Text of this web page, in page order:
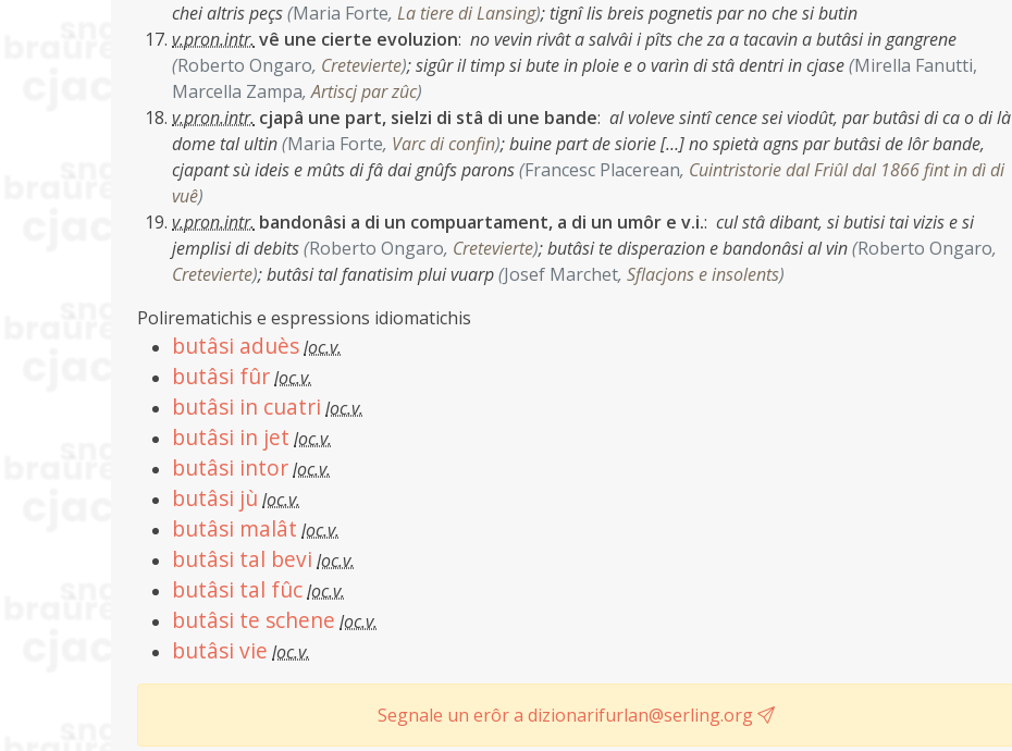
chei altris peçs(Maria Forte, La tiere di Lansing); tignî lis breis pognetis par no che si butin
v.pron.intr. vê une cierte evoluzion: no vevin rivât a salvâi i pîts che za a tacavin a butâsi in gangrene
(Roberto Ongaro, Cretevierte);sigûr il timp si bute in ploie e o varìn di stâ dentri in cjase(Mirella Fanutti,
Marcella Zampa,Artiscj par zûc)
v.pron.intr. cjapâ une part, sielzi di stâ di une bande: al voleve sintî cence sei viodût, par butâsi di ca o di là
dome tal ultin(Maria Forte, Varc di confin);buine part de siorie […] no spietà agns par butâsi de lôr bande,
cjapant sù ideis e mûts di fâ dai gnûfs parons(Francesc Placerean, Cuintristorie dal Friûl dal 1866 fint in dì di
vuê)
v.pron.intr. bandonâsi a di un compuartament, a di un umôr e v.i.: cul stâ dibant, si butisi tai vizis e si
jemplisi di debits(Roberto Ongaro, Cretevierte);butâsi te disperazion e bandonâsi al vin(Roberto Ongaro,
Cretevierte);butâsi tal fanatisim plui vuarp(Josef Marchet, Sflacjons e insolents)
Polirematichis e espressions idiomatichis
butâsi aduèsloc.v.
butâsi fûrloc.v.
butâsi in cuatri loc.v.
butâsi in jet loc.v.
butâsi intorloc.v.
butâsi jù loc.v.
butâsi malât loc.v.
butâsi tal bevi loc.v.
butâsi tal fûcloc.v.
butâsi te schene loc.v.
butâsi vie loc.v.
Segnale un erôr a dizionarifurlan@serling.org